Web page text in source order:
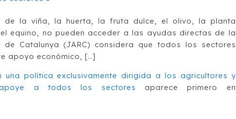
de la viña, la huerta, la fruta dulce, el olivo, la planta
equino, no pueden acceder a las ayudas directas de la
de Catalunya (JARC) considera que todos los sectores
apoyo económico, […]
una política exclusivamente dirigida a los agricultores y
a todos los sectores aparece primero en